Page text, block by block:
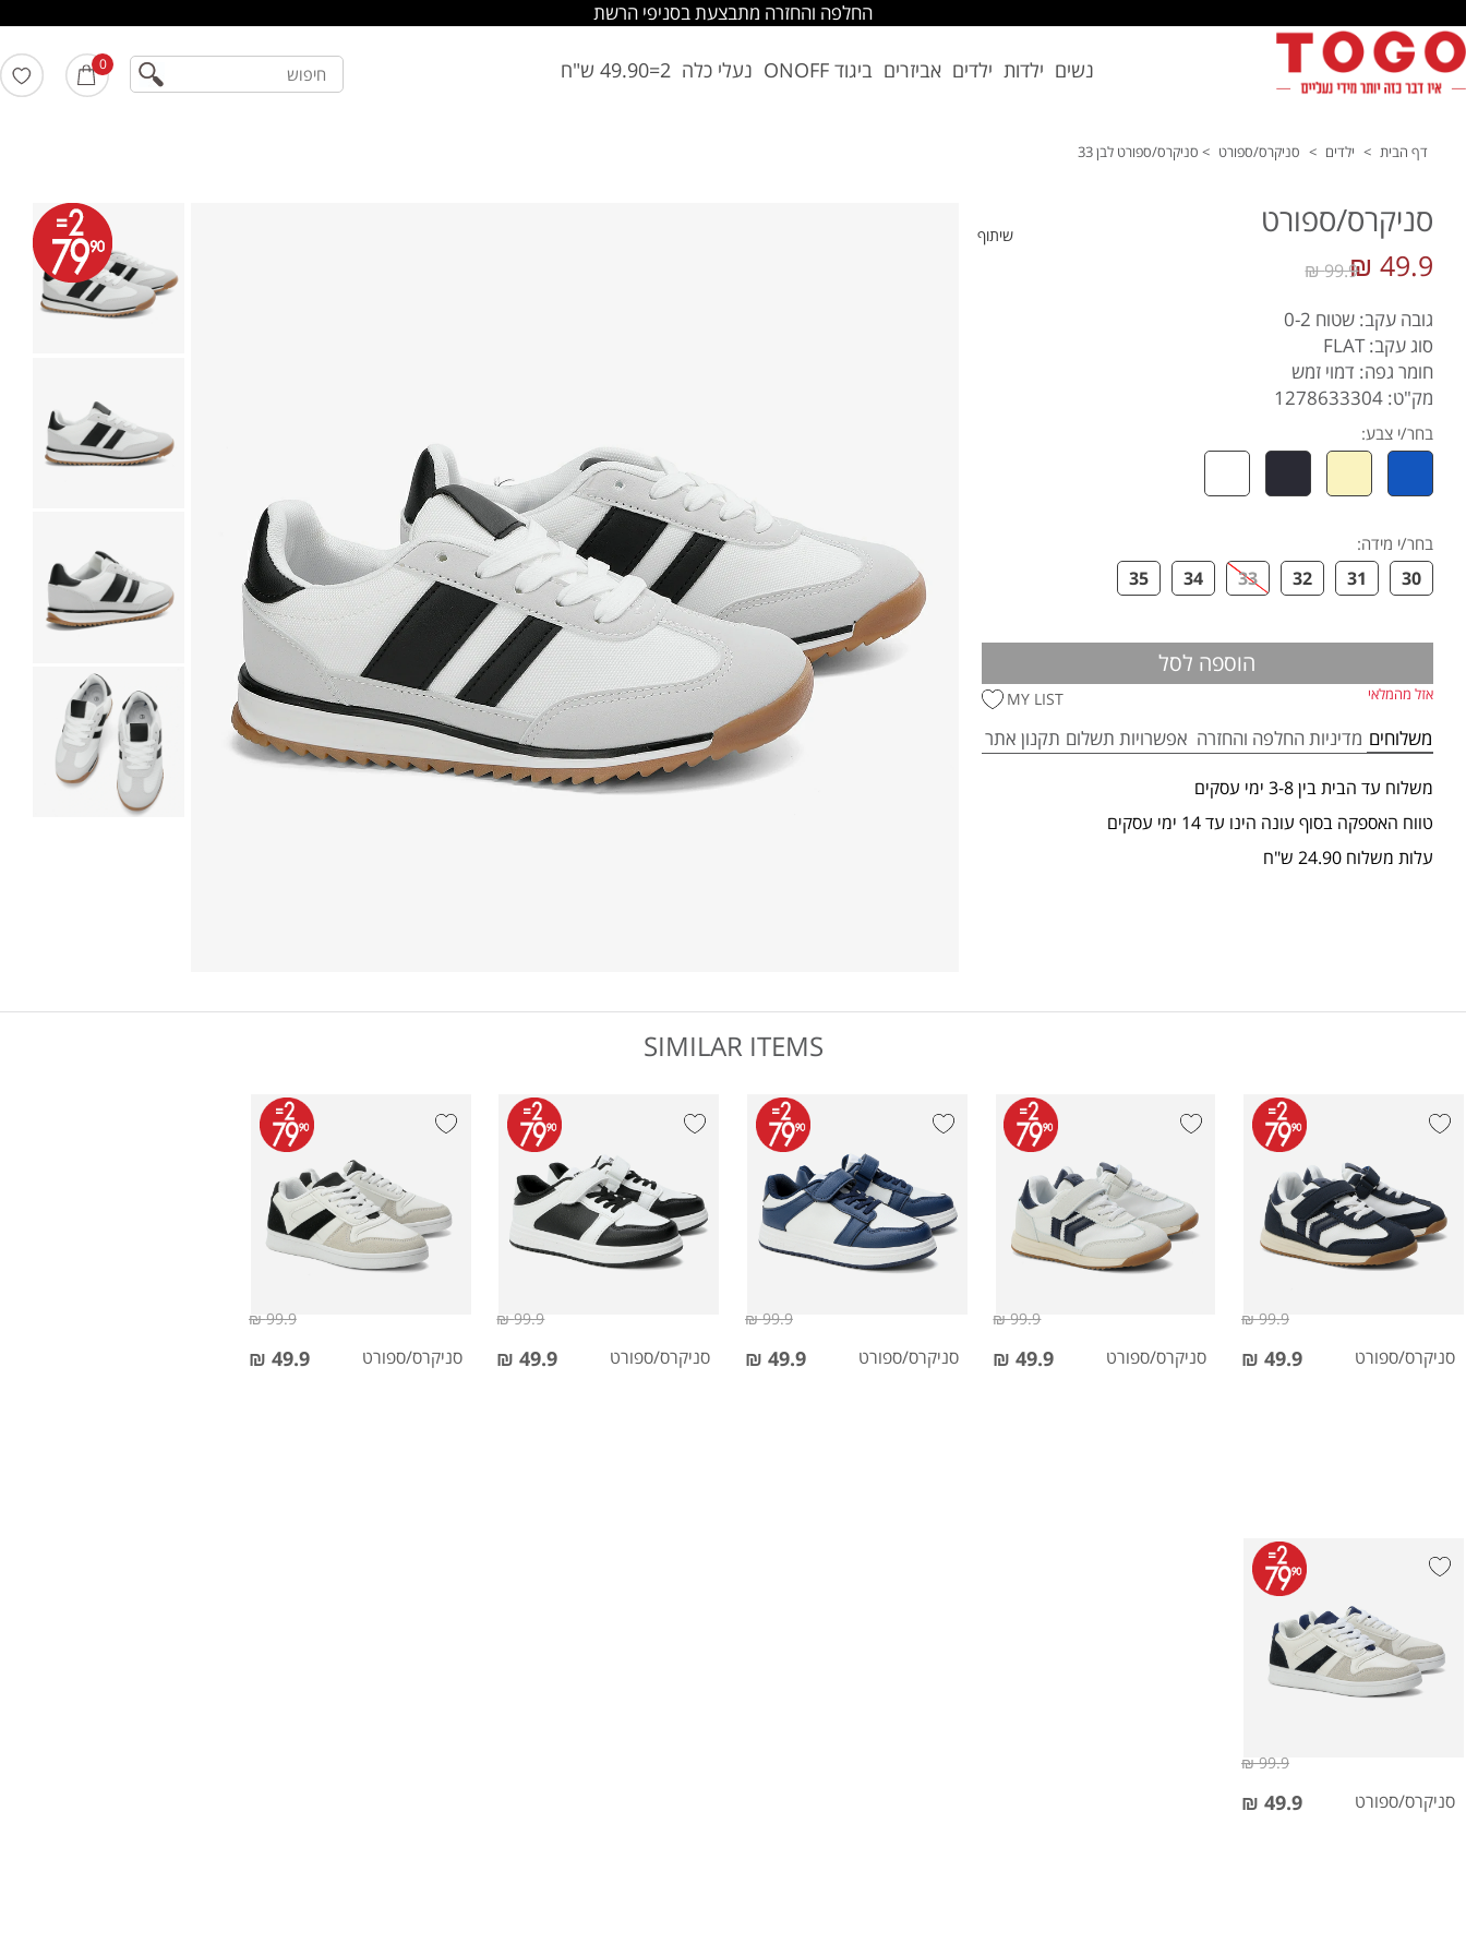
החלפה והחזרה מתבצעת בסניפי הרשת
נשים ילדות ילדים אביזרים ביגוד ONOFF נעלי כלה 2=49.90 ש"ח 0 חיפוש
דף הבית > ילדים > סניקרס/ספורט > סניקרס/ספורט לבן 33
שיתוף סניקרס/ספורט
49.9 ₪
99.9 ₪
גובה עקב: שטוח 0-2
סוג עקב: FLAT
חומר גפה: דמוי זמש
מק"ט: 1278633304
בחר/י צבע:
בחר/י מידה:
30
31
32
33
34
35
הוספה לסל
MY LIST אזל מהמלאי
משלוחים מדיניות החלפה והחזרה אפשרויות תשלום תקנון אתר
משלוח עד הבית בין 3-8 ימי עסקים
טווח האספקה בסוף עונה הינו עד 14 ימי עסקים
עלות משלוח 24.90 ש"ח
SIMILAR ITEMS
סניקרס/ספורט 49.9 ₪
99.9 ₪
סניקרס/ספורט 49.9 ₪
99.9 ₪
סניקרס/ספורט 49.9 ₪
99.9 ₪
סניקרס/ספורט 49.9 ₪
99.9 ₪
סניקרס/ספורט 49.9 ₪
99.9 ₪
סניקרס/ספורט 49.9 ₪
99.9 ₪